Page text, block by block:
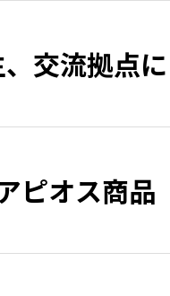
交流拠点に
ピオス商品